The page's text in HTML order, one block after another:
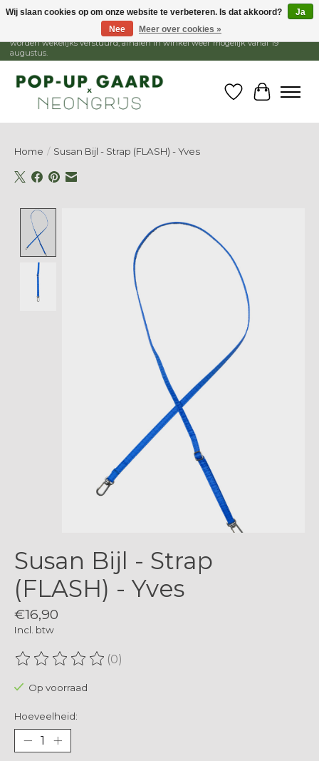
1 - 15 augustus is de winkel gesloten, webshop blijft open. Bestellingen
worden wekelijks verstuurd, afhalen in winkel weer mogelijk vanaf 19
augustus.
Verlanglijst
Home / Susan Bijl - Strap (FLASH) - Yves
Susan Bijl - Strap
(FLASH) - Yves
€16,90
Incl. btw
De beoordeling van dit product is
(0)
Op voorraad
Hoeveelheid:
Wij slaan cookies op om onze website te verbeteren. Is dat akkoord?
Ja
Nee
Meer over cookies »